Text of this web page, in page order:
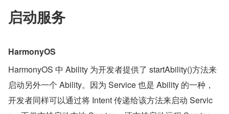
启动服务
HarmonyOS
HarmonyOS 中 Ability 为开发者提供了 startAbility()方法来
启动另外一个 Ability。因为 Service 也是 Ability 的一种，
开发者同样可以通过将 Intent 传递给该方法来启动 Servic